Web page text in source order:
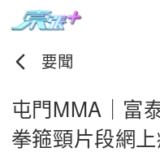
要聞
屯門MMA｜富
拳箍頸片段網